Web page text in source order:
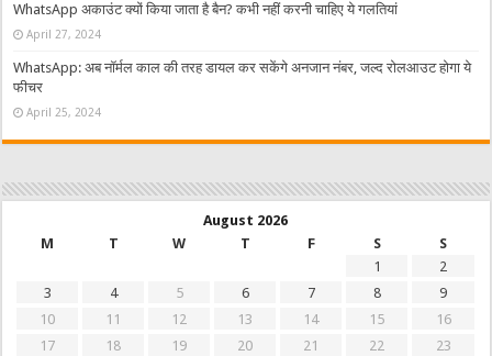
WhatsApp अकाउंट क्यों किया जाता है बैन? कभी नहीं करनी चाहिए ये गलतियां
April 27, 2024
WhatsApp: अब नॉर्मल काल की तरह डायल कर सकेंगे अनजान नंबर, जल्द रोलआउट होगा ये
फीचर
April 25, 2024
August 2026
M
T W T F S
S
1
2
3
4 5 6 7 8
9
10
11 12 13 14 15
16
17
18 19 20 21 22
23